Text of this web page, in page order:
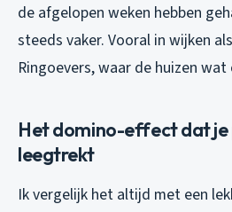
de afgelopen weken hebben
steeds vaker. Vooral in wijken
Ringoevers, waar de huizen wat
Het domino-effect dat
leegtrekt
Ik vergelijk het altijd met een